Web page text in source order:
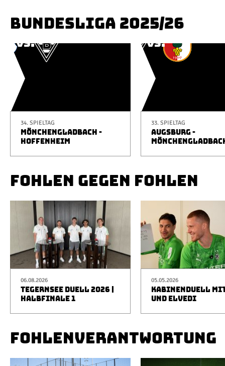
BUNDESLIGA 2025/26
34. SPIELTAG
MÖNCHENGLADBACH -
HOFFENHEIM
33. SPIELTAG
AUGSBURG -
FOHLEN GEGEN FOHLEN
06.08.2026
TEGERNSEE DUELL 2026 |
HALBFINALE 1
05.05.2026
KABINENDUELL
UND ELVEDI
FOHLENVERANTWORTUNG